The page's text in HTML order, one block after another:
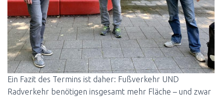
Ein Fazit des Termins ist daher: Fußverkehr UND
Radverkehr benötigen insgesamt mehr Fläche – und zwar